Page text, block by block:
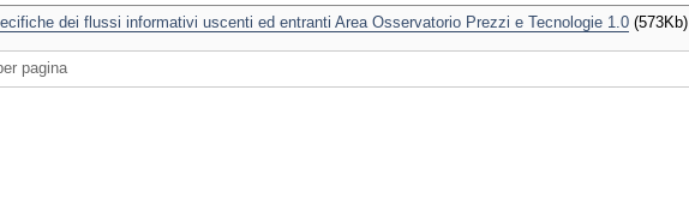
dei flussi informativi uscenti ed entranti Area Osservatorio Prezzi e Tecnologie 1.0(573Kb)
pagina